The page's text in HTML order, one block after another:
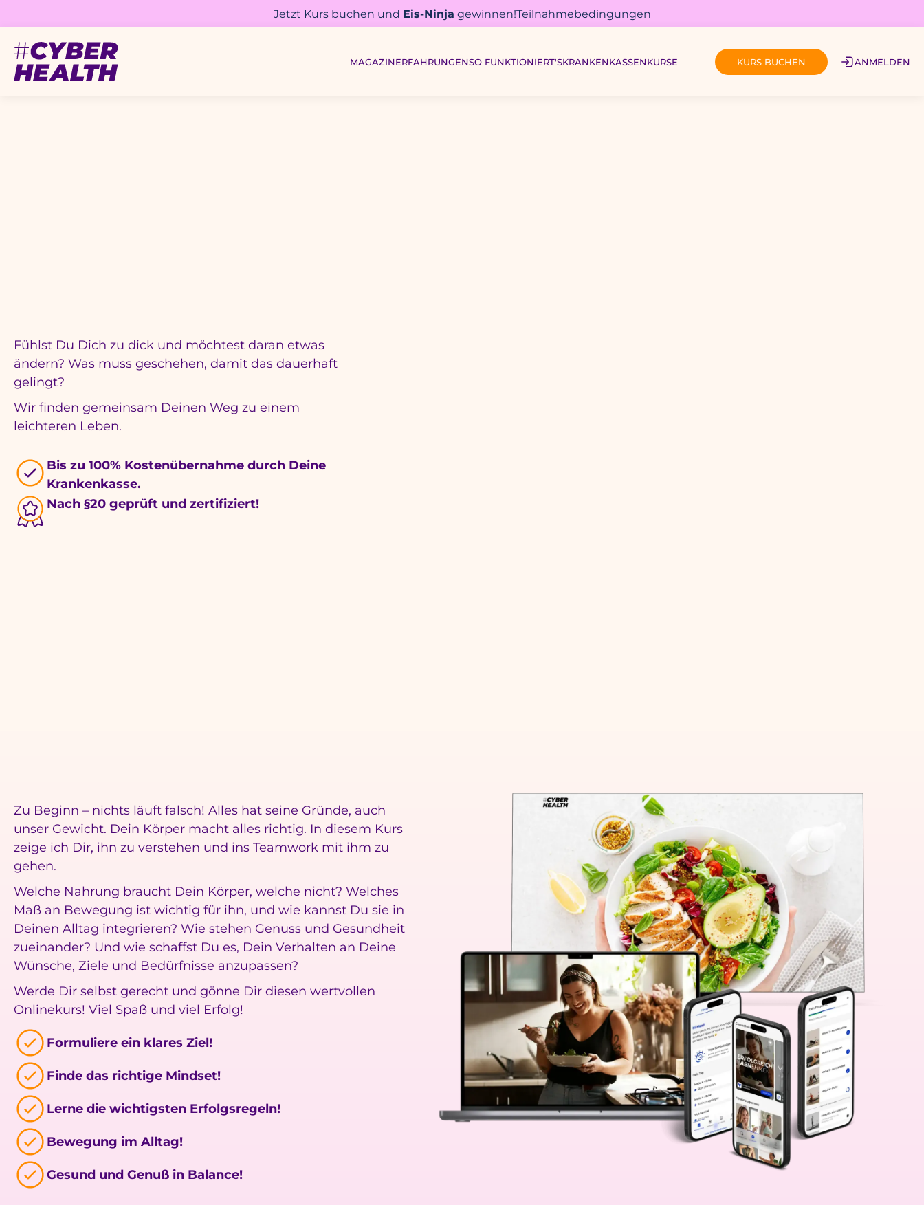
Jetzt Kurs buchen und Eis-Ninja gewinnen!Teilnahmebedingungen
MAGAZINERFAHRUNGENSO FUNKTIONIERT'SKRANKENKASSENKURSE KURS BUCHEN ANMELDEN
Fühlst Du Dich zu dick und möchtest daran etwas
ändern? Was muss geschehen, damit das dauerhaft
gelingt?
Wir finden gemeinsam Deinen Weg zu einem
leichteren Leben.
Bis zu 100% Kostenübernahme durch Deine
Krankenkasse.
Nach §20 geprüft und zertifiziert!
Zu Beginn – nichts läuft falsch! Alles hat seine Gründe, auch
unser Gewicht. Dein Körper macht alles richtig. In diesem Kurs
zeige ich Dir, ihn zu verstehen und ins Teamwork mit ihm zu
gehen.
Welche Nahrung braucht Dein Körper, welche nicht? Welches
Maß an Bewegung ist wichtig für ihn, und wie kannst Du sie in
Deinen Alltag integrieren? Wie stehen Genuss und Gesundheit
zueinander? Und wie schaffst Du es, Dein Verhalten an Deine
Wünsche, Ziele und Bedürfnisse anzupassen?
Werde Dir selbst gerecht und gönne Dir diesen wertvollen
Onlinekurs! Viel Spaß und viel Erfolg!
Formuliere ein klares Ziel!
Finde das richtige Mindset!
Lerne die wichtigsten Erfolgsregeln!
Bewegung im Alltag!
Gesund und Genuß in Balance!